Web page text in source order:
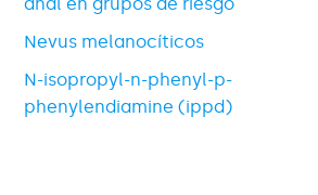
anal en grupos de riesgo
Nevus melanocíticos
N-isopropyl-n-phenyl-p-
phenylendiamine (ippd)